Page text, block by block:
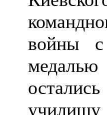
войны
медалью
училищу